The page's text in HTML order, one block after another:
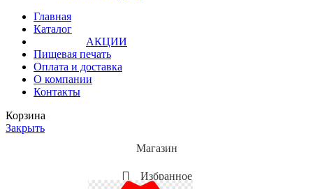
Главная
Каталог
АКЦИИ
Пищевая печать
Оплата и доставка
О компании
Контакты
Корзина
Закрыть
Магазин
Избранное